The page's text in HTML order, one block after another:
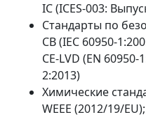
IC (ICES-003:
Стандарты по
CB (IEC 60950-
CE-LVD (EN
2:2013)
Химические
WEEE (2012/19/